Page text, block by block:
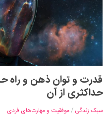
حداکثری از آن
سبک زندگی /موفقیت و مهارت‌های فردی